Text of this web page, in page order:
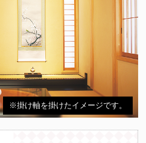
※掛け軸を掛けたイメージです。